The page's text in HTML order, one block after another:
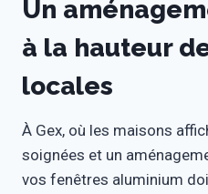
Un
à la hauteur
locales
À Gex, où les maisons
soignées et un
vos fenêtres aluminium